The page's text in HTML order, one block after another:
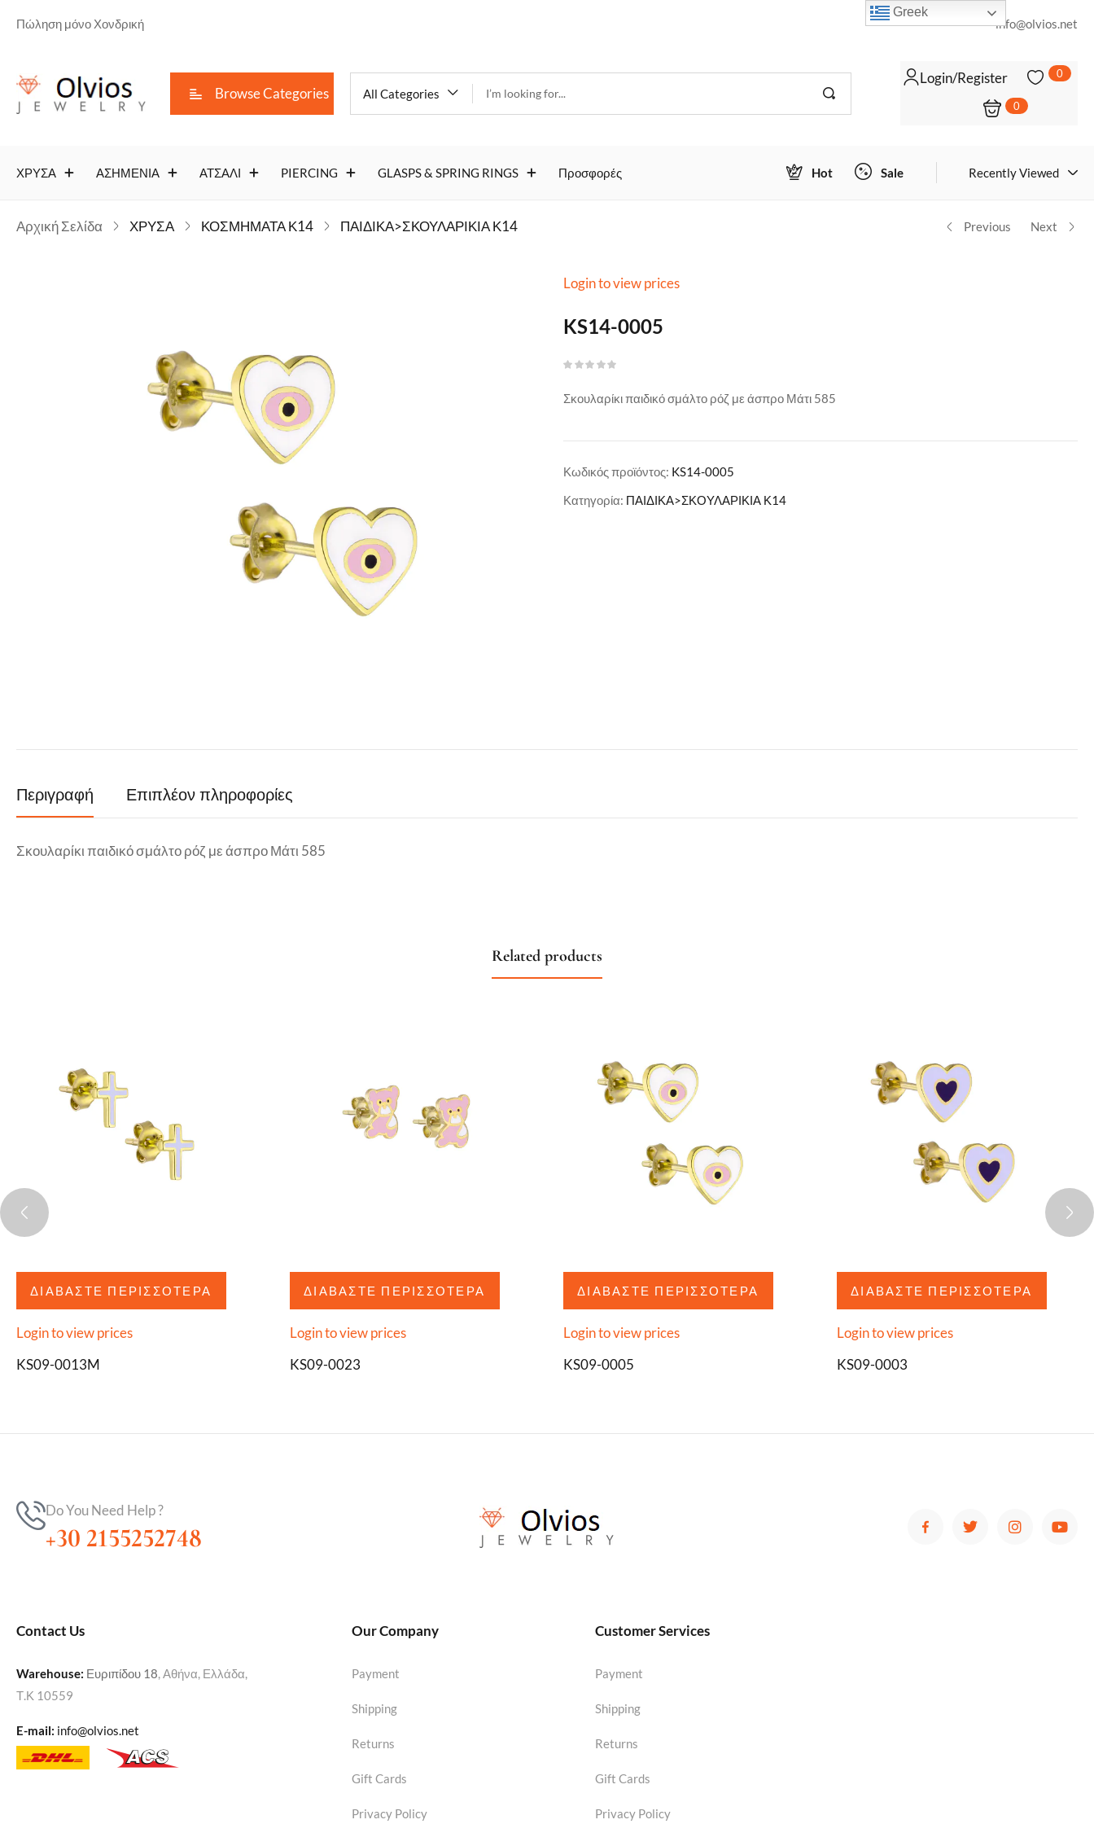
Πώληση μόνο Χονδρική info@olvios.net
Browse Categories All Categories
Login/Register 0
0
ΧΡΥΣΑ ΑΣΗΜΕΝΙΑ ΑΤΣΑΛΙ PIERCING GLASPS & SPRING RINGS Προσφορές Hot Sale Recently Viewed
Αρχική Σελίδα ΧΡΥΣΑ ΚΟΣΜΗΜΑΤΑ Κ14 ΠΑΙΔΙΚΑ>ΣΚΟΥΛΑΡΙΚΙΑ Κ14 Previous Next
0005
Login to view prices ΠΡΟΣΘΉΚΗ ΣΤΟ ΚΑΛΆΘΙ
Login to view prices
KS14-0005
Σκουλαρίκι παιδικό σμάλτο ρόζ με άσπρο Μάτι 585
Κωδικός προϊόντος: KS14-0005
Κατηγορία: ΠΑΙΔΙΚΑ>ΣΚΟΥΛΑΡΙΚΙΑ Κ14
Περιγραφή Επιπλέον πληροφορίες
Σκουλαρίκι παιδικό σμάλτο ρόζ με άσπρο Μάτι 585
Related products
ΔΙΑΒΆΣΤΕ ΠΕΡΙΣΣΌΤΕΡΑ
Login to view prices
KS09-0013M
ΔΙΑΒΆΣΤΕ ΠΕΡΙΣΣΌΤΕΡΑ
Login to view prices
KS09-0023
ΔΙΑΒΆΣΤΕ ΠΕΡΙΣΣΌΤΕΡΑ
Login to view prices
KS09-0005
ΔΙΑΒΆΣΤΕ ΠΕΡΙΣΣΌΤΕΡΑ
Login to view prices
KS09-0003
Do You Need Help ?
+30 2155252748
Contact Us
Warehouse: Ευριπίδου 18, Αθήνα, Ελλάδα,
Τ.Κ 10559
E-mail: info@olvios.net
Our Company
Payment
Shipping
Returns
Gift Cards
Privacy Policy
Customer Services
Payment
Shipping
Returns
Gift Cards
Privacy Policy
Greek